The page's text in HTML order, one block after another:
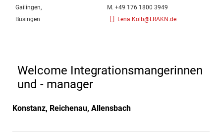
Gailingen,
Büsingen
M. +49 176 1800 3949
Lena.Kolb@LRAKN.de
Welcome Integrationsmangerinnen
und - manager
Konstanz, Reichenau, Allensbach